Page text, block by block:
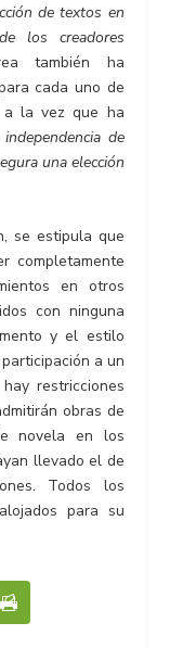
de textos en
los creadores
también ha
cada uno de
a la vez que ha
de
una elección
se estipula que
completamente
en otros
con ninguna
y el estilo
a un
restricciones
obras de
novela en los
llevado el de
Todos los
para su